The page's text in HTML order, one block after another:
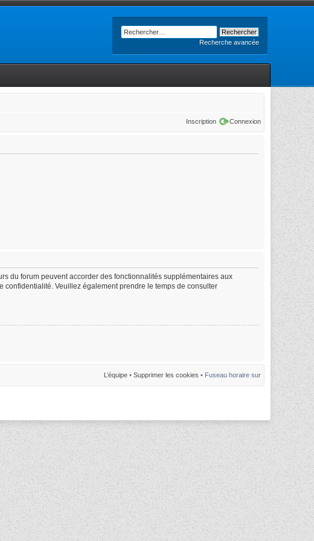
Recherche avancée
Inscription Connexion
du forum peuvent accorder des fonctionnalités supplémentaires aux
confidentialité. Veuillez également prendre le temps de consulter
L’équipe • Supprimer les cookies • Fuseau horaire sur